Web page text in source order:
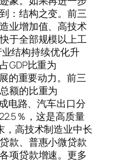
：结构之变。前三
业增加值、高技术
于全部规模以上工
业结构持续优化升
GDP比重为
的重要动力。前三
额的比重为
电路、汽车出口分
％，这是高质量
，高技术制造业中长
款、普惠小微贷款
项贷款增速。更多